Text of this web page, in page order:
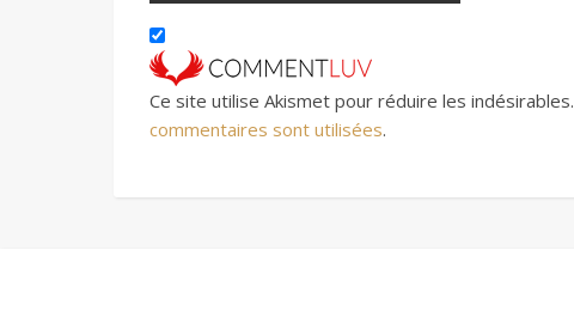
Ce site utilise Akismet pour réduire les indésirables.
commentaires sont utilisées.